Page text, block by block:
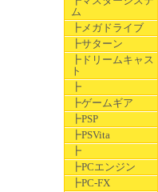
ム
┣メガドライブ
┣サターン
┣ドリームキャス
ト
┣
┣ゲームギア
┣PSP
┣PSVita
┣
┣PCエンジン
┣PC-FX